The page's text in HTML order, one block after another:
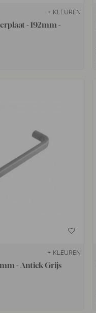
+ KLEUREN
- 192mm -
+ KLEUREN
- Antiek Grijs